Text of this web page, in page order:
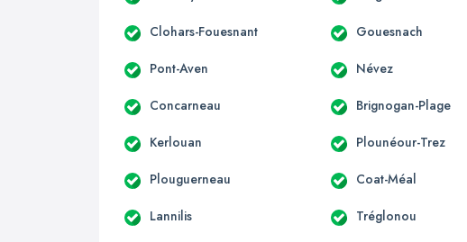
Clohars-Fouesnant Gouesnach
Pont-Aven Névez
Concarneau Brignogan-Plage
Kerlouan Plounéour-Trez
Plouguerneau Coat-Méal
Lannilis Tréglonou